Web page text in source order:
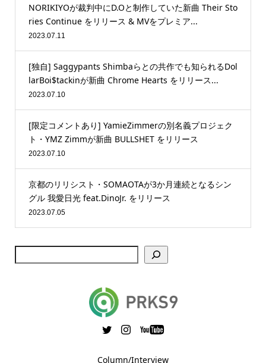
NORIKIYOが裁判中にD.Oと制作していた新曲 Their Sto
ries Continue をリリース & MVをプレミア...
2023.07.11
[独自] Saggypants Shimbaらとの共作でも知られるDol
larBoi$tackinが新曲 Chrome Hearts をリリース...
2023.07.10
[限定コメントあり] YamieZimmerの別名義プロジェク
ト・YMZ Zimmが新曲 BULLSHET をリリース
2023.07.10
京都のリリシスト・SOMAOTAが3か月連続となるシン
グル 我愛日光 feat.DinoJr. をリリース
2023.07.05
Column/Interview